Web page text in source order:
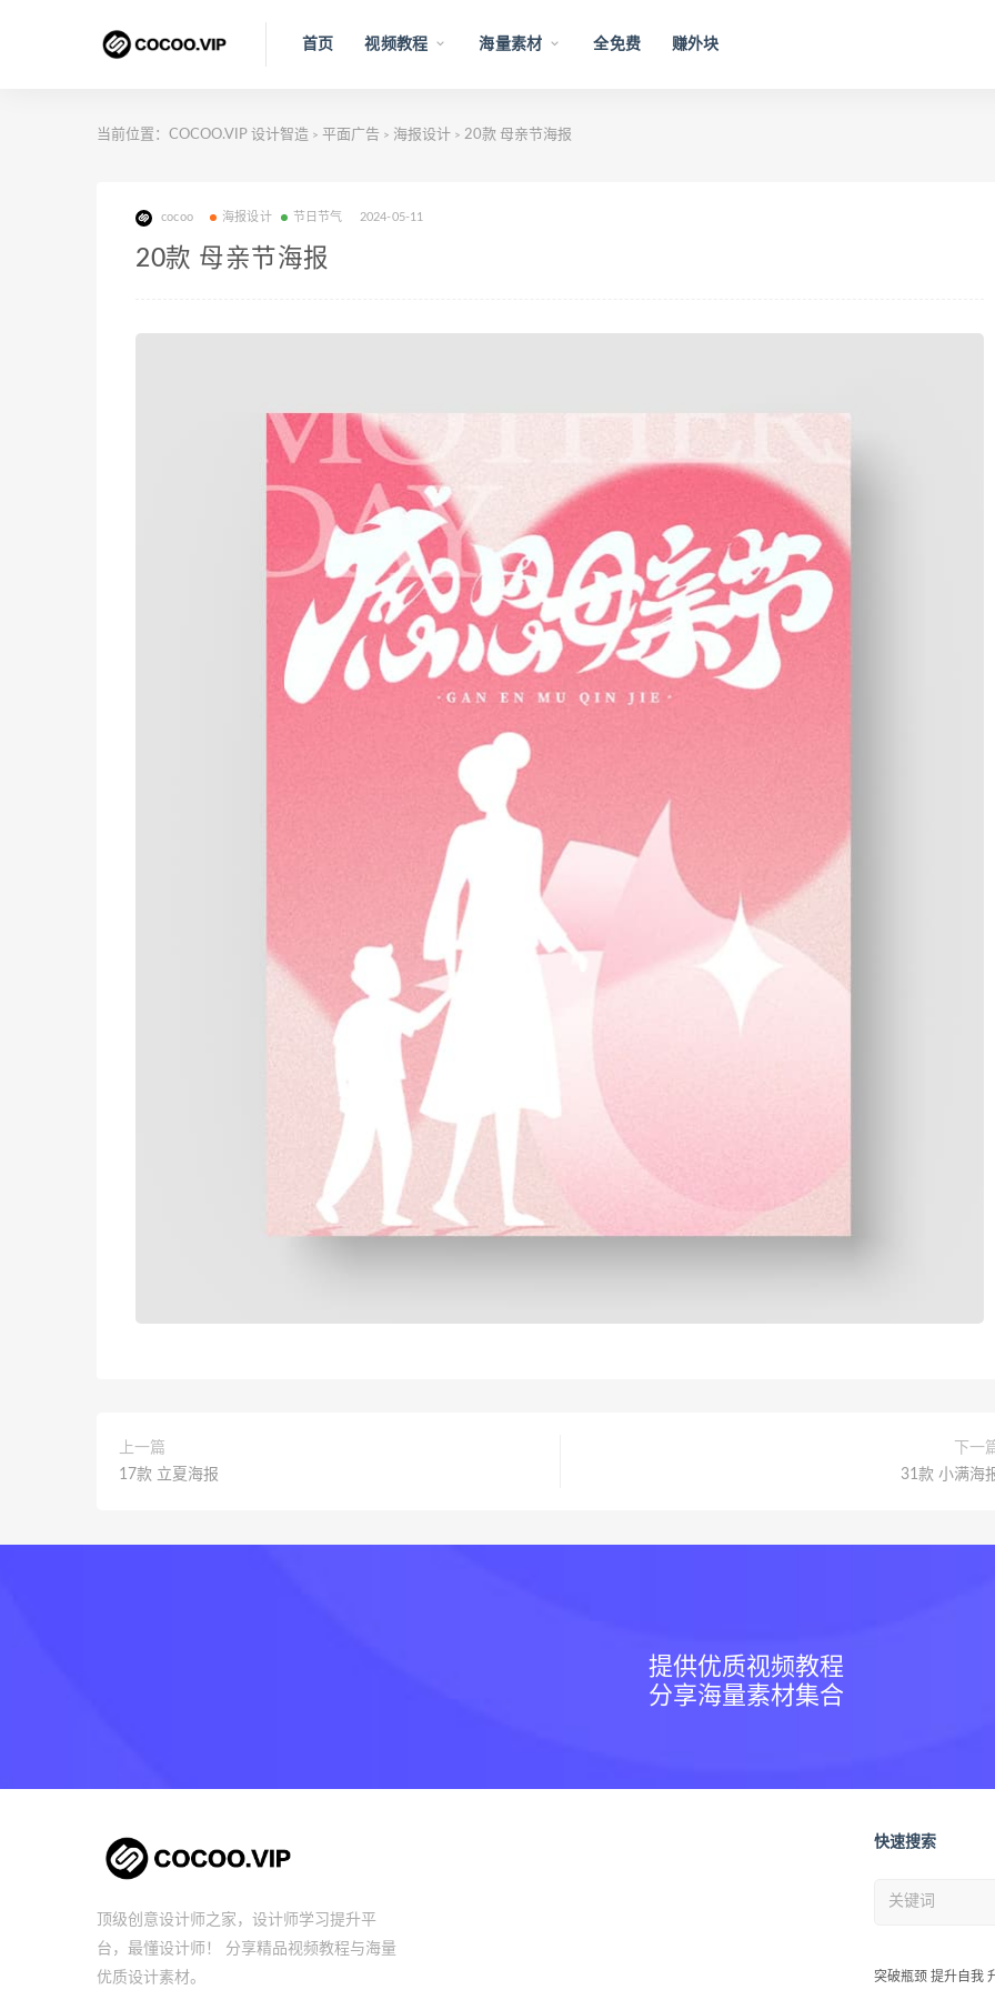
首页 视频教程 海量素材 全免费 赚外块
当前位置： COCOO.VIP 设计智造 > 平面广告 > 海报设计 > 20款 母亲节海报
cocoo 海报设计 节日节气 2024-05-11
20款 母亲节海报
上一篇
17款 立夏海报
下一
31款 小满海
提供优质视频教程
分享海量素材集合
顶级创意设计师之家，设计师学习提升平
台，最懂设计师！ 分享精品视频教程与海量
优质设计素材。
快速搜索
突破瓶颈 提升自我